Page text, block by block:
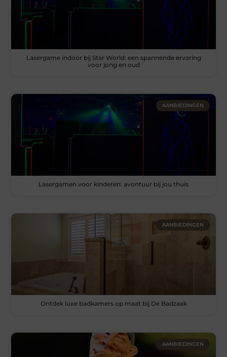
Lasergame indoor bij Star World: een spannende ervaring
voor jong en oud
AANBIEDINGEN
Lasergamen voor kinderen: avontuur bij jou thuis
AANBIEDINGEN
Ontdek luxe badkamers op maat bij De Badzaak
AANBIEDINGEN